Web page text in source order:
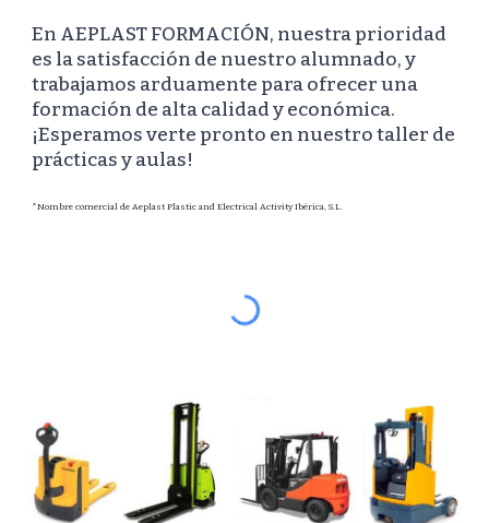
En AEPLAST FORMACIÓN, nuestra prioridad
es la satisfacción de nuestro alumnado, y
trabajamos arduamente para ofrecer una
formación de alta calidad y económica.
¡Esperamos verte pronto en nuestro taller de
prácticas y aulas!
*Nombre comercial de Aeplast Plastic and Electrical Activity Ibérica,S.L.